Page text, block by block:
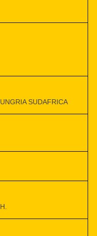
SUDAFRICA